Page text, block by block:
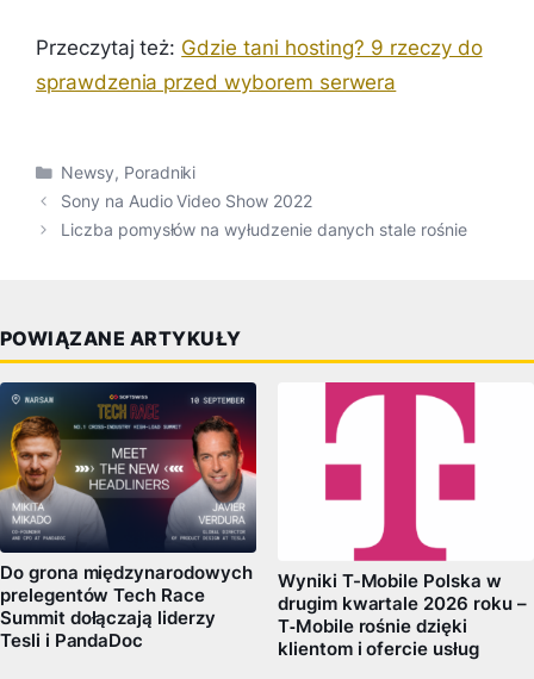
Przeczytaj też: Gdzie tani hosting? 9 rzeczy do
sprawdzenia przed wyborem serwera
Kategorie
Newsy, Poradniki
Sony na Audio Video Show 2022
Liczba pomysłów na wyłudzenie danych stale rośnie
POWIĄZANE ARTYKUŁY
Do grona międzynarodowych
prelegentów Tech Race
Summit dołączają liderzy
Tesli i PandaDoc
Wyniki T-Mobile Polska w
drugim kwartale 2026 roku –
T‑Mobile rośnie dzięki
klientom i ofercie usług